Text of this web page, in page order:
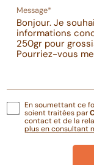
Message*
En soumettant ce
soient traitées par
contact et de la
plus en consultant